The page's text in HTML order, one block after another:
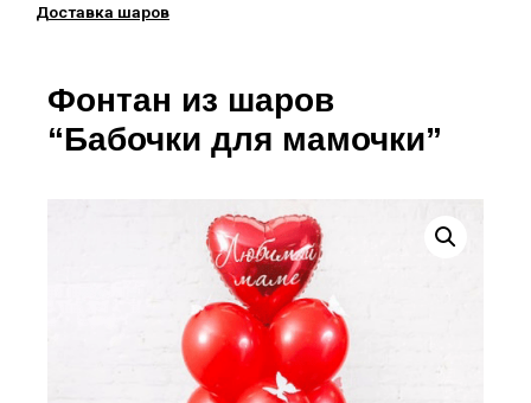
Доставка шаров
Фонтан из шаров
“Бабочки для мамочки”